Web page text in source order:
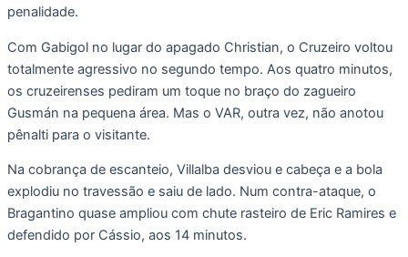
penalidade.
Com Gabigol no lugar do apagado Christian, o Cruzeiro voltou
totalmente agressivo no segundo tempo. Aos quatro minutos,
os cruzeirenses pediram um toque no braço do zagueiro
Gusmán na pequena área. Mas o VAR, outra vez, não anotou
pênalti para o visitante.
Na cobrança de escanteio, Villalba desviou e cabeça e a bola
explodiu no travessão e saiu de lado. Num contra-ataque, o
Bragantino quase ampliou com chute rasteiro de Eric Ramires e
defendido por Cássio, aos 14 minutos.